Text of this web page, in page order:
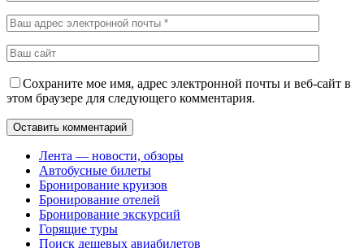
Сохраните мое имя, адрес электронной почты и веб-сайт в
этом браузере для следующего комментария.
Лента — новости, обзоры
Автобусные билеты
Бронирование круизов
Бронирование отелей
Бронирование экскурсий
Горящие туры
Поиск дешевых авиабилетов